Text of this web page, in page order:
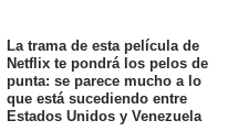
La trama de esta película de
Netflix te pondrá los pelos de
punta: se parece mucho a lo
que está sucediendo entre
Estados Unidos y Venezuela